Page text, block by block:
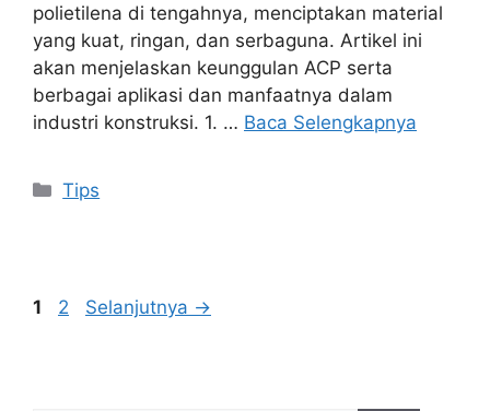
polietilena di tengahnya, menciptakan material
yang kuat, ringan, dan serbaguna. Artikel ini
akan menjelaskan keunggulan ACP serta
berbagai aplikasi dan manfaatnya dalam
industri konstruksi. 1. … Baca Selengkapnya
Kategori
Tips
Halaman
1 Halaman
2 Selanjutnya →